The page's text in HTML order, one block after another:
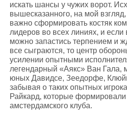
искать шансы у чужих ворот.
вышесказанного, на мой
важно сформировать костяк
лидеров во всех линиях, и если
можно запастись терпением и
все сыграются, то центр
усилении опытными
легендарный «Аякс» Ван Гала,
юных Давидсе, Зеедорфе,
забывая о таких опытных
Райкард, которые
амстердамского клуба.